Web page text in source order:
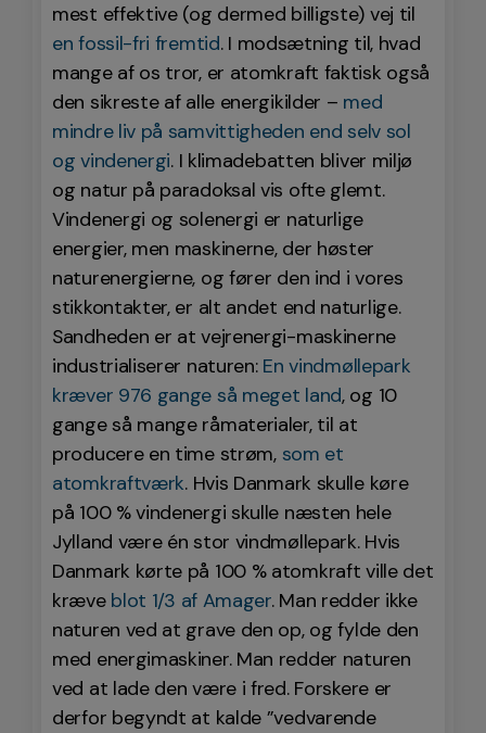
mest effektive (og dermed billigste) vej til
en fossil-fri fremtid. I modsætning til, hvad
mange af os tror, er atomkraft faktisk også
den sikreste af alle energikilder – med
mindre liv på samvittigheden end selv sol
og vindenergi. I klimadebatten bliver miljø
og natur på paradoksal vis ofte glemt.
Vindenergi og solenergi er naturlige
energier, men maskinerne, der høster
naturenergierne, og fører den ind i vores
stikkontakter, er alt andet end naturlige.
Sandheden er at vejrenergi-maskinerne
industrialiserer naturen: En vindmøllepark
kræver 976 gange så meget land, og 10
gange så mange råmaterialer, til at
producere en time strøm, som et
atomkraftværk. Hvis Danmark skulle køre
på 100 % vindenergi skulle næsten hele
Jylland være én stor vindmøllepark. Hvis
Danmark kørte på 100 % atomkraft ville det
kræve blot 1/3 af Amager. Man redder ikke
naturen ved at grave den op, og fylde den
med energimaskiner. Man redder naturen
ved at lade den være i fred. Forskere er
derfor begyndt at kalde ”vedvarende